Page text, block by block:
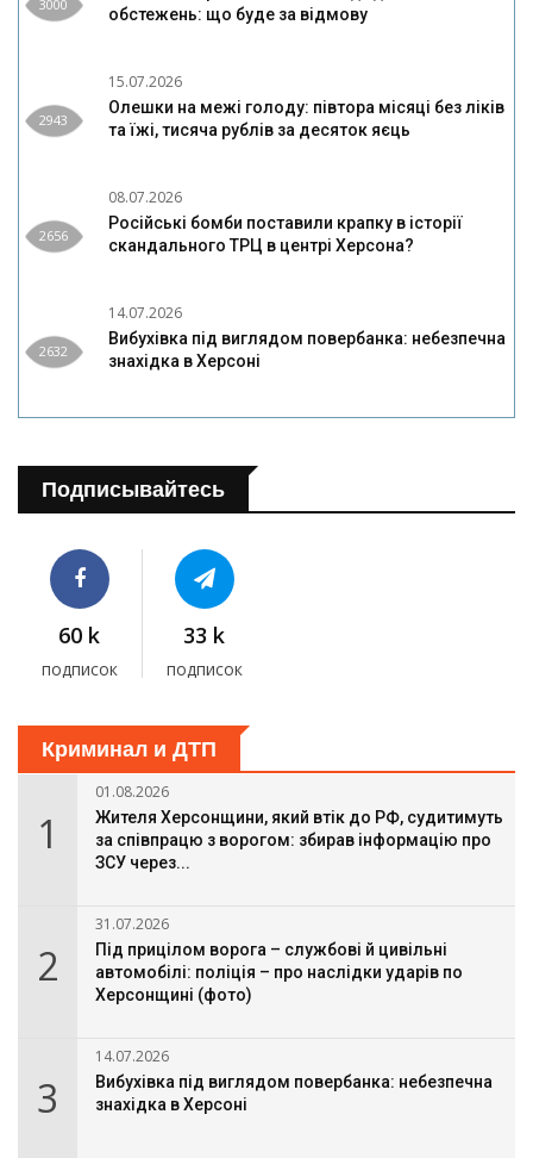
3000
обстежень: що буде за відмову
2943
15.07.2026
Олешки на межі голоду: півтора місяці без ліків
та їжі, тисяча рублів за десяток яєць
2656
08.07.2026
Російські бомби поставили крапку в історії
скандального ТРЦ в центрі Херсона?
2632
14.07.2026
Вибухівка під виглядом повербанка: небезпечна
знахідка в Херсоні
Подписывайтесь
60 k
подписок
33 k
подписок
Криминал и ДТП
1
01.08.2026
Жителя Херсонщини, який втік до РФ, судитимуть
за співпрацю з ворогом: збирав інформацію про
ЗСУ через...
2
31.07.2026
Під прицілом ворога – службові й цивільні
автомобілі: поліція – про наслідки ударів по
Херсонщині (фото)
3
14.07.2026
Вибухівка під виглядом повербанка: небезпечна
знахідка в Херсоні